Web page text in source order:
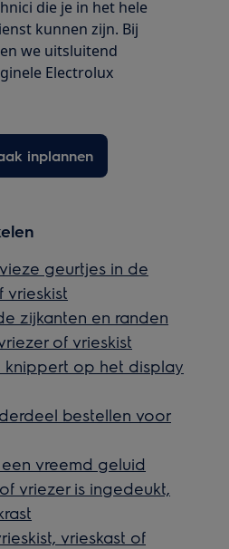
die je in het hele
kunnen zijn. Bij
we uitsluitend
Electrolux
inplannen
geurtjes in de
vrieskist
zijkanten en randen
of vrieskist
knippert op het display
bestellen voor
vreemd geluid
vriezer is ingedeukt,
vrieskast of